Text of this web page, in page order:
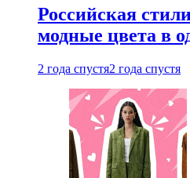
Российская
модные цвета в
2 года спустя2 года спустя